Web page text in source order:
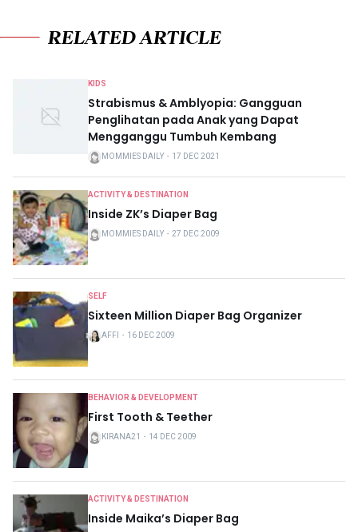
RELATED ARTICLE
KIDS
Strabismus & Amblyopia: Gangguan
Penglihatan pada Anak yang Dapat
Mengganggu Tumbuh Kembang
MOMMIES DAILY ・ 17 DEC 2021
ACTIVITY & DESTINATION
Inside ZK’s Diaper Bag
MOMMIES DAILY ・ 27 DEC 2009
SELF
Sixteen Million Diaper Bag Organizer
AFFI ・ 16 DEC 2009
BEHAVIOR & DEVELOPMENT
First Tooth & Teether
KIRANA21 ・ 14 DEC 2009
ACTIVITY & DESTINATION
Inside Maika’s Diaper Bag